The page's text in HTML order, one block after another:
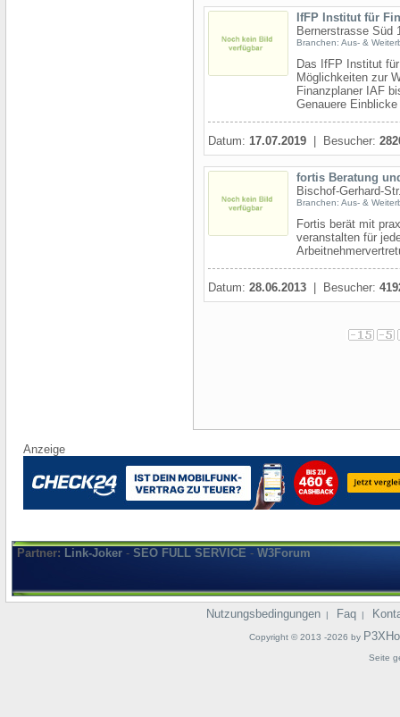
IfFP Institut für
Bernerstrasse Süd
Branchen: Aus- &
Das IfFP Institut
Möglichkeiten zur
Finanzplaner IAF
Genauere
Datum: 17.07.2019 | Besucher:
fortis Beratung
Bischof-Gerhard-
Branchen: Aus- &
Fortis berät mit
veranstalten für
Datum: 28.06.2013 | Besucher:
Anzeige
Partner: Link-Joker - SEO FULL SERVICE - W3Forum
Nutzungsbedingungen | Faq |
Copyright © 2013 -2026 by
Seite